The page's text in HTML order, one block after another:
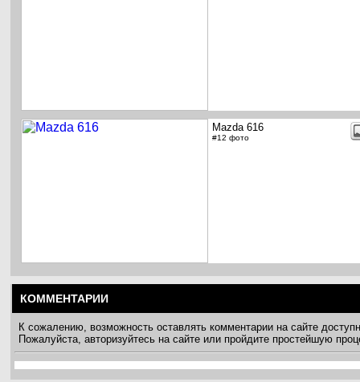
Mazda 616
#12 фото
КОММЕНТАРИИ
К сожалению, возможность оставлять комментарии на сайте
Пожалуйста, авторизуйтесь на сайте или пройдите простейшую